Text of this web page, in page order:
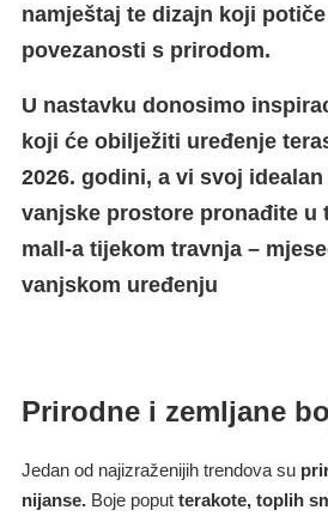
namještaj te dizajn koji
povezanosti s prirodom.
U nastavku donosimo
koji će obilježiti uređenje
2026. godini, a vi svoj
vanjske prostore pronađite u
mall-a tijekom travnja –
vanjskom uređenju
Prirodne i zemljane
Jedan od najizraženijih trendova su
nijanse. Boje poput terakote, toplih